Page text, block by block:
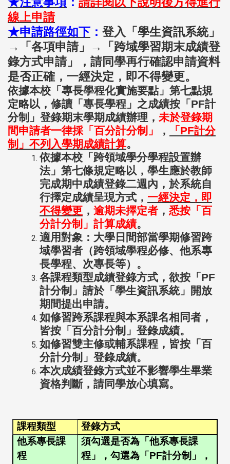
線上申請
★申請路徑如下 ： 登入「學生資訊系統」
→「各項申請」→「跨域學習期末成績登
錄方式申請」，請同學再行確認申請資料
是否正確，一經決定，即不得變更。
依據本校「專長學程化實施要點」第七點規
定略以，修讀「專長學程」之成績按「PF計
分制」登錄期末學期成績辦理， 未於登錄期
間申請者一律採「百分計分制」
，
「PF計分
制」不列入學期成績計算。
依據本校「跨領域學分學程設置辦
法」第七條規定略以，學生應於教師
完成期中成績登錄二週內，於系統自
行擇定成績呈現方式， 一經決定，即
不得變更 ， 逾期未擇定者 ， 悉按「百
分計分制」計算成績。
適用對象：大學日間部當學期修習跨
域學習者（跨領域學程必修、他系專
長學程、次專長等）。
各課程類型成績登錄方式，欲按「PF
計分制」請於「學生資訊系統」開放
期間提出申請。
如修習跨系課程與本系課名相同者，
皆按「百分計分制」登錄成績。
如修習雙主修或輔系課程，皆按「百
分計分制」登錄成績。
本次成績登錄方式並不影響學生畢業
資格判斷，請同學放心填寫。
課程類型
登錄方式
他系專長課
程
須勾選是否為「他系專長課
程」，勾選為「PF計分制」，